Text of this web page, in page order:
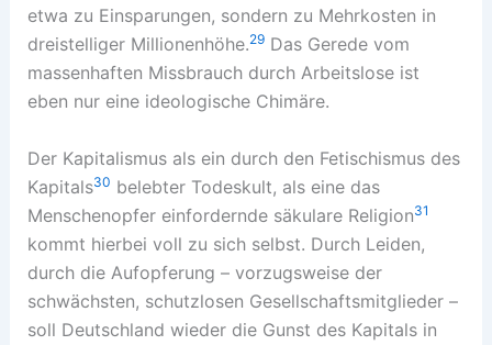
etwa zu Einsparungen, sondern zu Mehrkosten in
dreistelliger Millionenhöhe.29Das Gerede vom
massenhaften Missbrauch durch Arbeitslose ist
eben nur eine ideologische Chimäre.
Der Kapitalismus als ein durch den Fetischismus des
Kapitals30 belebter Todeskult, als eine das
Menschenopfer einfordernde säkulare Religion31
kommt hierbei voll zu sich selbst. Durch Leiden,
durch die Aufopferung – vorzugsweise der
schwächsten, schutzlosen Gesellschaftsmitglieder –
soll Deutschland wieder die Gunst des Kapitals in